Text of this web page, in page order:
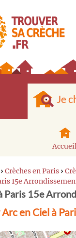
Je
Accueil
› Crèches en Paris ›
15e
Paris 15e
en Ciel à